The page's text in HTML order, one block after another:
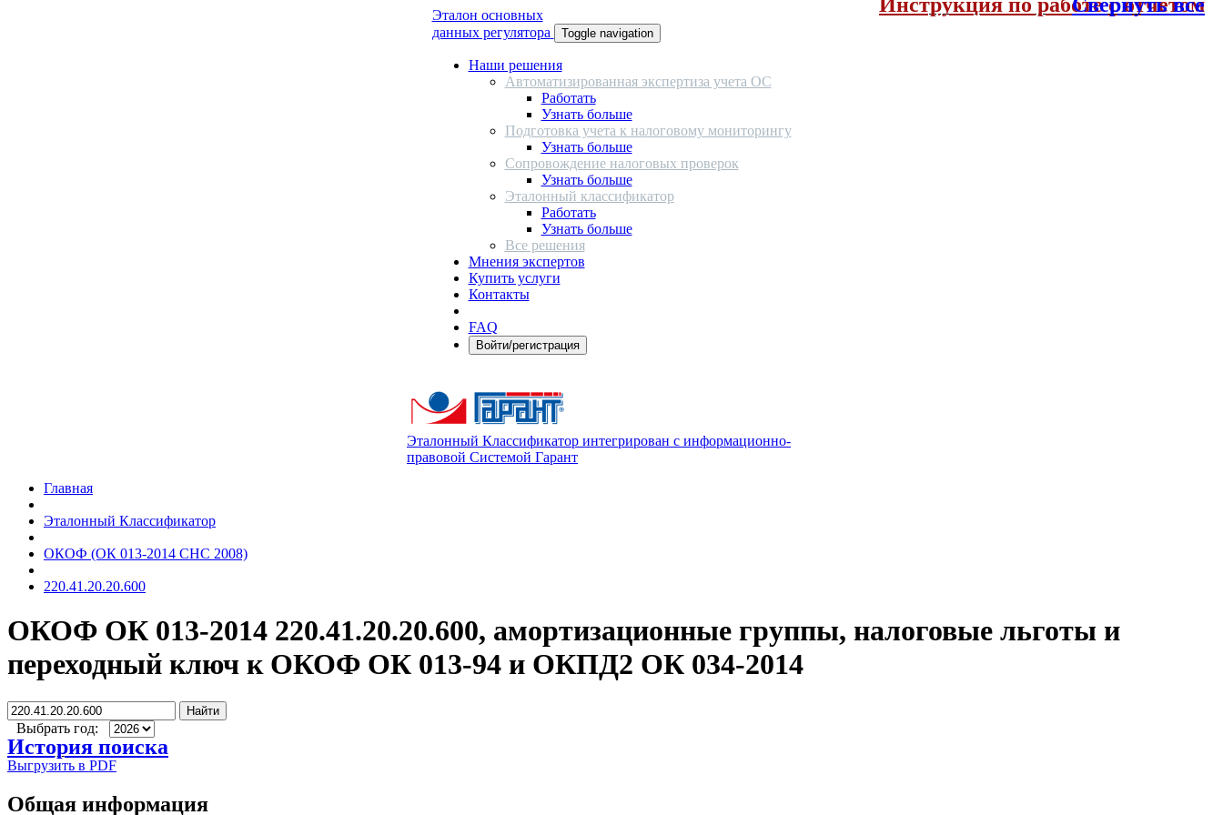
Эталон основных
данных регулятора
Toggle navigation
Наши решения
Автоматизированная экспертиза учета ОС
Работать
Узнать больше
Подготовка учета к налоговому мониторингу
Узнать больше
Сопровождение налоговых проверок
Узнать больше
Эталонный классификатор
Работать
Узнать больше
Все решения
Мнения экспертов
Купить услуги
Контакты
FAQ
Войти/регистрация
Эталонный Классификатор интегрирован с информационно-
правовой Системой Гарант
Главная
Эталонный Классификатор
ОКОФ (ОК 013-2014 СНС 2008)
220.41.20.20.600
ОКОФ ОК 013-2014 220.41.20.20.600, амортизационные группы, налоговые льготы и
переходный ключ к ОКОФ ОК 013-94 и ОКПД2 ОК 034-2014
Найти
Выбрать год:
История поиска
Выгрузить в PDF
Общая информация